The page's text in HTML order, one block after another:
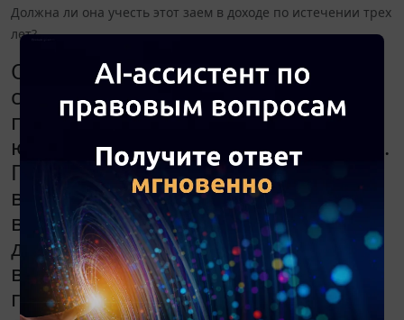
Должна ли она учесть этот заем в доходе по истечении трех
лет?
Одно юридическое лицо (общая
система налогообложения) выдало
процентный заем другому
юридическому лицу три года назад.
Проценты не начислялись и не
выплачивались. Организация,
выдавшая заем, ликвидировалась
добровольно, но заем не
востребовала. Какие санкции
грозят со стороны налоговых